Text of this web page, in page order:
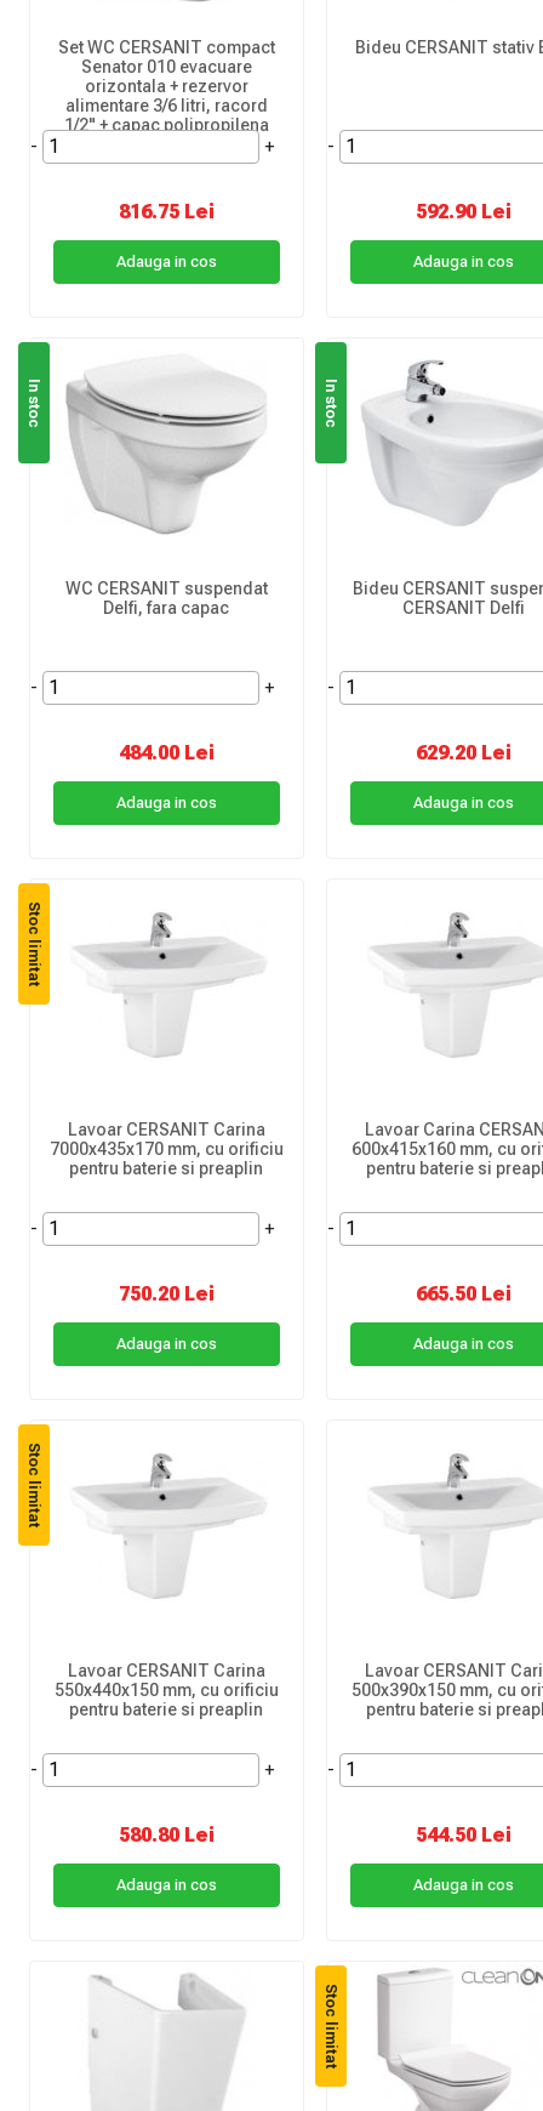
Set WC CERSANIT compact
Senator 010 evacuare
orizontala + rezervor
alimentare 3/6 litri, racord
1/2" + capac polipropilena
- +
816.75 Lei
Adauga in cos
Bideu CERSANIT stativ
-
592.90 Lei
Adauga in cos
In stoc
WC CERSANIT suspendat
Delfi, fara capac
- +
484.00 Lei
Adauga in cos
In stoc
Bideu CERSANIT
CERSANIT Delfi
-
629.20 Lei
Adauga in cos
Stoc limitat
Lavoar CERSANIT Carina
7000x435x170 mm, cu orificiu
pentru baterie si preaplin
- +
750.20 Lei
Adauga in cos
Lavoar Carina
600x415x160 mm, cu
pentru baterie si
-
665.50 Lei
Adauga in cos
Stoc limitat
Lavoar CERSANIT Carina
550x440x150 mm, cu orificiu
pentru baterie si preaplin
- +
580.80 Lei
Adauga in cos
Lavoar CERSANIT
500x390x150 mm, cu
pentru baterie si
-
544.50 Lei
Adauga in cos
Stoc limitat